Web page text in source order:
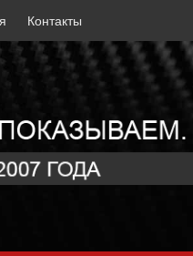
Контакты